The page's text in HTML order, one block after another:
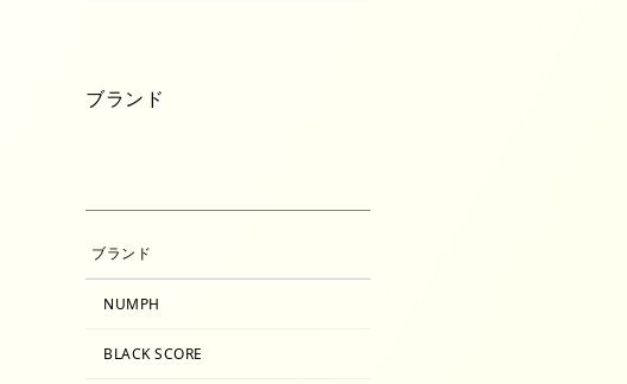
ブランド
ブランド
NUMPH
BLACK SCORE